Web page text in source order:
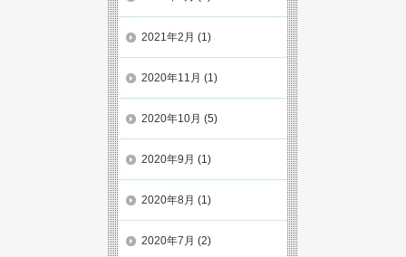
2021年2月 (1)
2020年11月 (1)
2020年10月 (5)
2020年9月 (1)
2020年8月 (1)
2020年7月 (2)